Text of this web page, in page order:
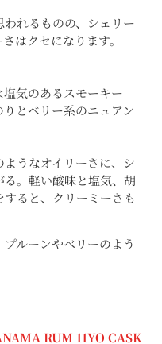
れるものの、シェリー
はクセになります。
気のあるスモーキー
とベリー系のニュアン
うなオイリーさに、シ
。軽い酸味と塩気、胡
ると、クリーミーさも
ルーンやベリーのよう
RUM 11YO CASK